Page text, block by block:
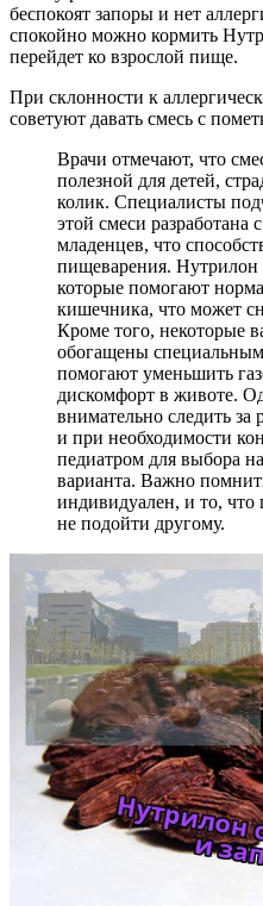
беспокоят запоры и нет
спокойно можно кормить
перейдет ко взрослой пище.
При склонности к
советуют давать смесь с
Врачи отмечают, что
полезной для детей,
колик. Специалисты
этой смеси разработана
младенцев, что
пищеварения. Нутрилон
которые помогают
кишечника, что может
Кроме того, некоторые
обогащены
помогают уменьшить
дискомфорт в животе.
внимательно следить за
и при необходимости
педиатром для выбора
варианта. Важно
индивидуален, и то,
не подойти другому.